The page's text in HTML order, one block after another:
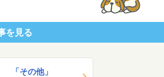
を見る
「その他」